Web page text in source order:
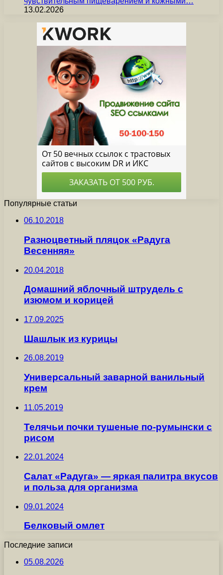
13.02.2026
Популярные статьи
06.10.2018
Разноцветный пляцок «Радуга
Весенняя»
20.04.2018
Домашний яблочный штрудель с
изюмом и корицей
17.09.2025
Шашлык из курицы
26.08.2019
Универсальный заварной ванильный
крем
11.05.2019
Телячьи почки тушеные по-румынски с
рисом
22.01.2024
Салат «Радуга» — яркая палитра вкусов
и польза для организма
09.01.2024
Белковый омлет
Последние записи
05.08.2026